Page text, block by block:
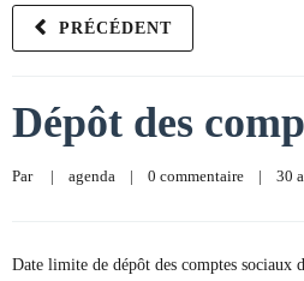
PRÉCÉDENT
Dépôt des
Par | agenda | 0 commentaire | 30
Date limite de dépôt des comptes sociaux